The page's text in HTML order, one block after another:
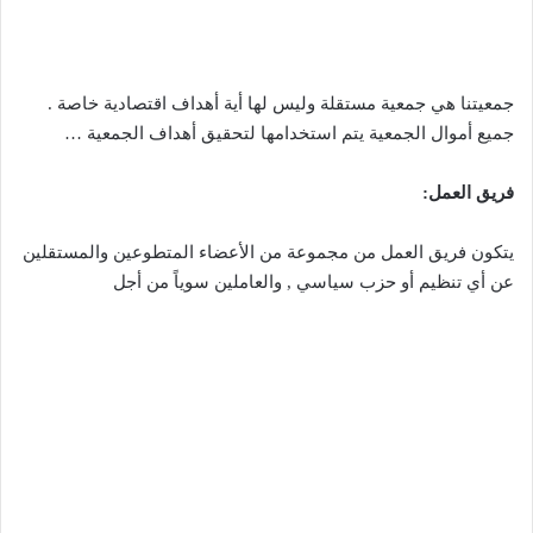
جمعيتنا هي جمعية مستقلة وليس لها أية أهداف اقتصادية خاصة .
جميع أموال الجمعية يتم استخدامها لتحقيق أهداف الجمعية …
فريق العمل:
يتكون فريق العمل من مجموعة من الأعضاء المتطوعين والمستقلين
عن أي تنظيم أو حزب سياسي , والعاملين سوياً من أجل